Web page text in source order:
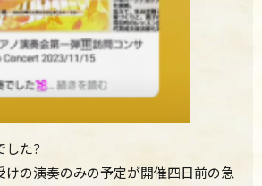
した?
けの演奏のみの予定が開催四日前の急